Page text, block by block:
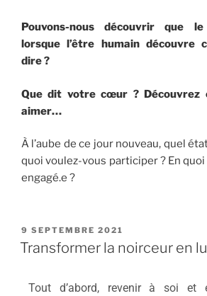
Pouvons-nous découvrir que
lorsque l’être humain découvre
dire ?
Que dit votre cœur ?
aimer…
À l’aube de ce jour nouveau, quel
quoi voulez-vous participer ? En
engagé.e ?
9 SEPTEMBRE 2021
Transformer la noirceur en
Tout d’abord, revenir à soi et